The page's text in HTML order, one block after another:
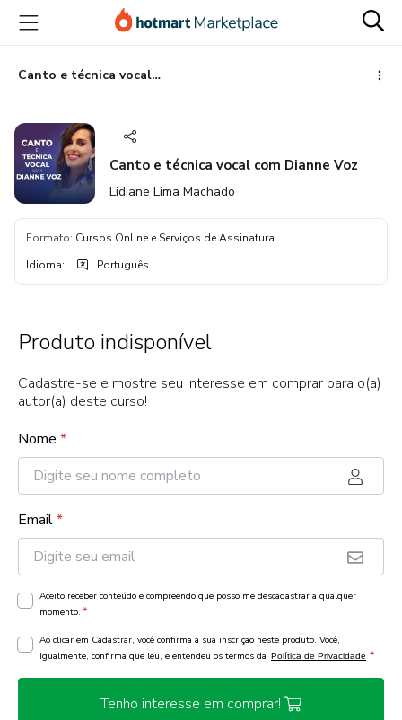
para
conteúdo
principal
para
pagamento
para
rodapé
Canto e técnica vocal com Dianne Voz
Canto e técnica vocal com Dianne Voz
Lidiane Lima Machado
Formato: Cursos Online e Serviços de Assinatura
Idioma: Português
Produto indisponível
Cadastre-se e mostre seu interesse em comprar para o(a)
autor(a) deste curso!
Nome *
Email*
Aceito receber conteúdo e compreendo que posso me descadastrar a qualquer
momento. *
Ao clicar em Cadastrar, você confirma a sua inscrição neste produto. Você,
igualmente, confirma que leu, e entendeu os termos da Política de Privacidade *
Tenho interesse em comprar!